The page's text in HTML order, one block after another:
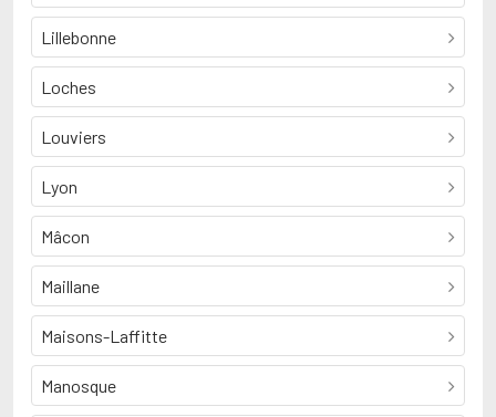
Lillebonne
Loches
Louviers
Lyon
Mâcon
Maillane
Maisons-Laffitte
Manosque